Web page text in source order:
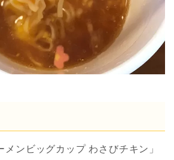
ンビッグカップ わさびチキン」